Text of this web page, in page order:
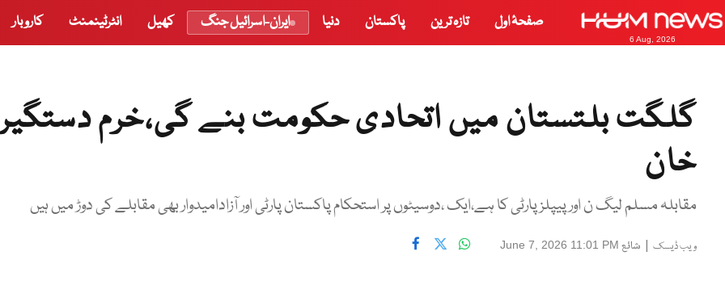
6 Aug, 2026
صفحۂ اول تازہ ترین پاکستان دنیا ایران-اسرائیل جنگ کھیل انٹرٹینمنٹ کاروبار
گلگت بلتستان میں اتحادی حکومت بنے گی،خرم دستگیر
خان
مقابلہ مسلم لیگ ن اور پیپلزپارٹی کا ہے،ایک ،دوسیٹوں پر استحکام پاکستان پارٹی اور آزادامیدوار بھی مقابلے کی دوڑ میں ہیں
ویب ڈیسک | شائع June 7, 2026 11:01 PM